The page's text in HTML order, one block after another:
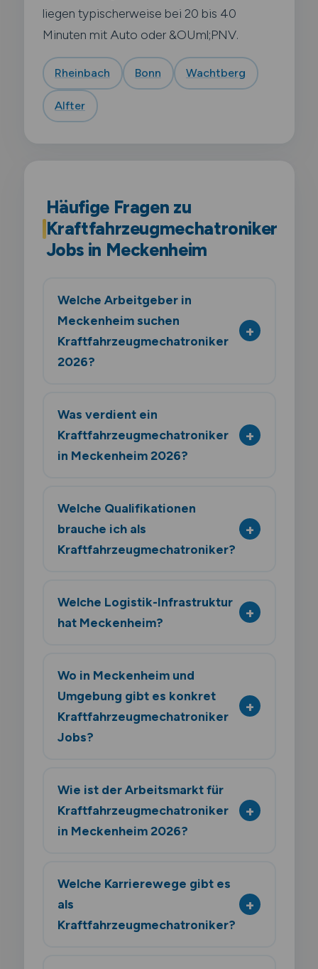
liegen typischerweise bei 20 bis 40
Minuten mit Auto oder &OUml;PNV.
Rheinbach Bonn Wachtberg
Alfter
Häufige Fragen zu
Kraftfahrzeugmechatroniker
Jobs in Meckenheim
Welche Arbeitgeber in
Meckenheim suchen
Kraftfahrzeugmechatroniker
2026?
Was verdient ein
Kraftfahrzeugmechatroniker
in Meckenheim 2026?
Welche Qualifikationen
brauche ich als
Kraftfahrzeugmechatroniker?
Welche Logistik-Infrastruktur
hat Meckenheim?
Wo in Meckenheim und
Umgebung gibt es konkret
Kraftfahrzeugmechatroniker
Jobs?
Wie ist der Arbeitsmarkt für
Kraftfahrzeugmechatroniker
in Meckenheim 2026?
Welche Karrierewege gibt es
als
Kraftfahrzeugmechatroniker?